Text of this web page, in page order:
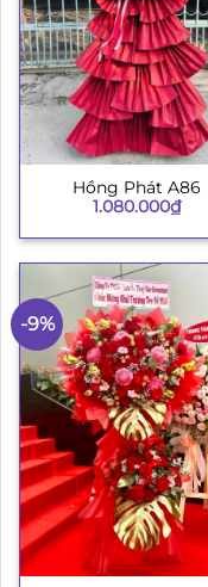
Hồng Phát A86
1.080.000₫
-9%